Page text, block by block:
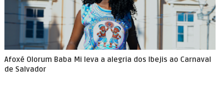
Afoxé Olorum Baba Mi leva a alegria dos Ibejis ao Carnaval
de Salvador